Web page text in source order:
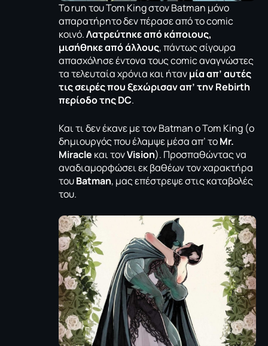
Το run του Tom King στον Batman μόνο
απαρατήρητο δεν πέρασε από το comic
κοινό.Λατρεύτηκε από κάποιους,
μισήθηκε από άλλους, πάντως σίγουρα
απασχόλησε έντονα τους comic αναγνώστες
τα τελευταία χρόνια και ήτανμία απ’ αυτές
τις σειρές που ξεχώρισαν απ’ την Rebirth
περίοδο της DC.
Και τι δεν έκανε με τον Batman ο Tom King (ο
δημιουργός που έλαμψε μέσα απ’ τοMr.
Miracle και τονVision). Προσπαθώντας να
αναδιαμορφώσει εκ βαθέων τον χαρακτήρα
τουBatman, μας επέστρεψε στις καταβολές
του.